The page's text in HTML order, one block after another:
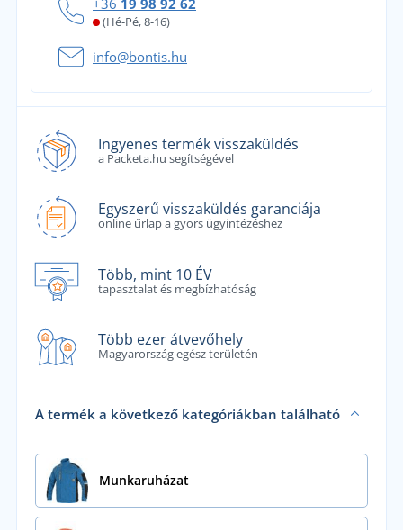
(Hé-Pé, 8-16)
info@bontis.hu
Ingyenes termék visszaküldés
a Packeta.hu segítségével
Egyszerű visszaküldés garanciája
online űrlap a gyors ügyintézéshez
Több, mint 10 ÉV
tapasztalat és megbízhatóság
Több ezer átvevőhely
Magyarország egész területén
A termék a következő kategóriákban található
Munkaruházat